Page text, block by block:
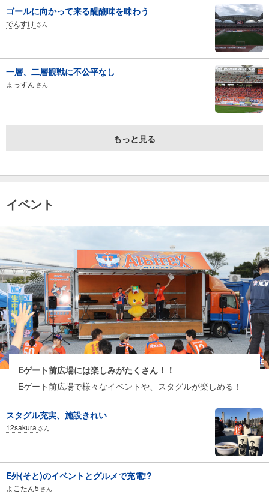
ゴールに向かって来る醍醐味を味わう
でんすけ さん
一層、二層観戦に不公平なし
まっすん さん
もっと見る
イベント
Eゲート前広場には楽しみがたくさん！！
Eゲート前広場で様々なイベントや、スタグルが楽しめる！
スタグル充実、施設きれい
12sakura さん
E外(そと)のイベントとグルメで充電!?
よこたん5 さん